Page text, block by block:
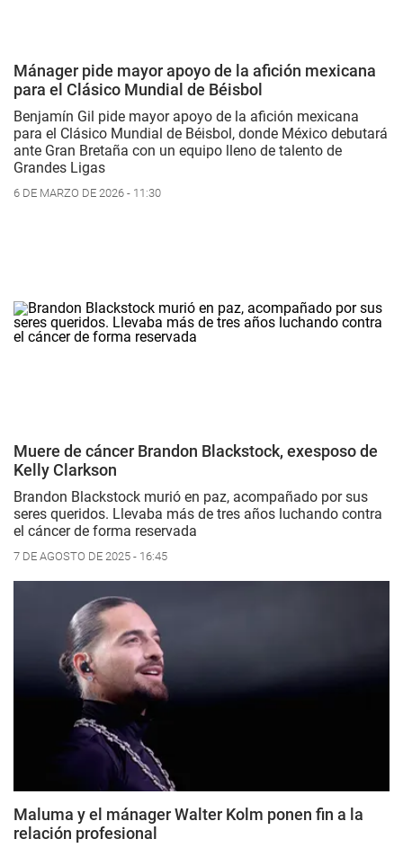
Mánager pide mayor apoyo de la afición mexicana
para el Clásico Mundial de Béisbol
Benjamín Gil pide mayor apoyo de la afición mexicana
para el Clásico Mundial de Béisbol, donde México debutará
ante Gran Bretaña con un equipo lleno de talento de
Grandes Ligas
6 DE MARZO DE 2026 - 11:30
Muere de cáncer Brandon Blackstock, exesposo de
Kelly Clarkson
Brandon Blackstock murió en paz, acompañado por sus
seres queridos. Llevaba más de tres años luchando contra
el cáncer de forma reservada
7 DE AGOSTO DE 2025 - 16:45
Maluma y el mánager Walter Kolm ponen fin a la
relación profesional